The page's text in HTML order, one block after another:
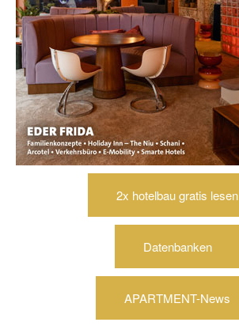
2x hotelbau gratis lesen
Datenbanken
APARTMENT-News